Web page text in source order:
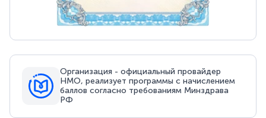
Организация - официальный провайдер
НМО, реализует программы с начислением
баллов согласно требованиям Минздрава
РФ